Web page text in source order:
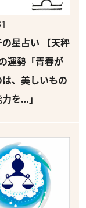
星占い 【天秤
運勢「青春が
、美しいもの
を…」